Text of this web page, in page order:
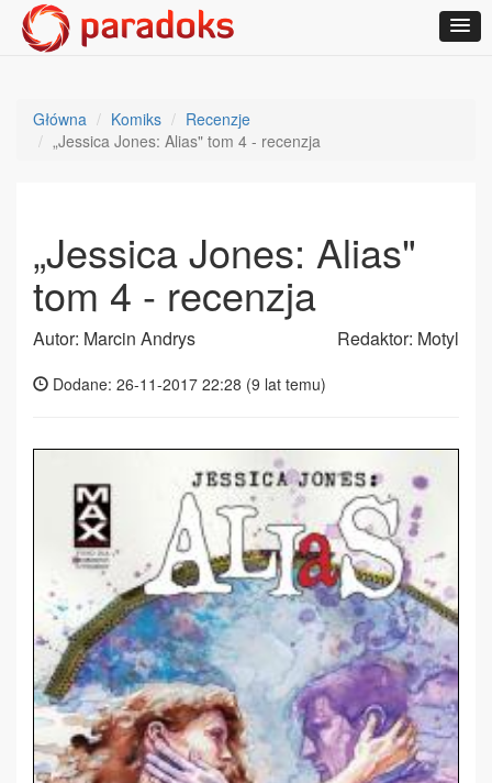
Główna Komiks
Recenzje
„Jessica Jones: Alias" tom 4 - recenzja
„Jessica Jones: Alias"
tom 4 - recenzja
Autor: Marcin Andrys Redaktor: Motyl
Dodane: 26-11-2017 22:28 (9 lat temu)